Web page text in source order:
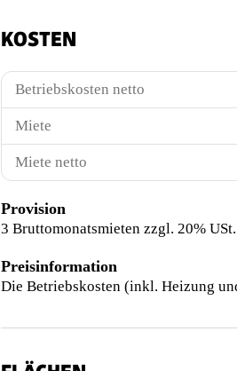
KOSTEN
Betriebskosten netto
Miete
Miete netto
Provision
3 Bruttomonatsmieten zzgl. 20% USt.
Preisinformation
Die Betriebskosten (inkl. Heizung